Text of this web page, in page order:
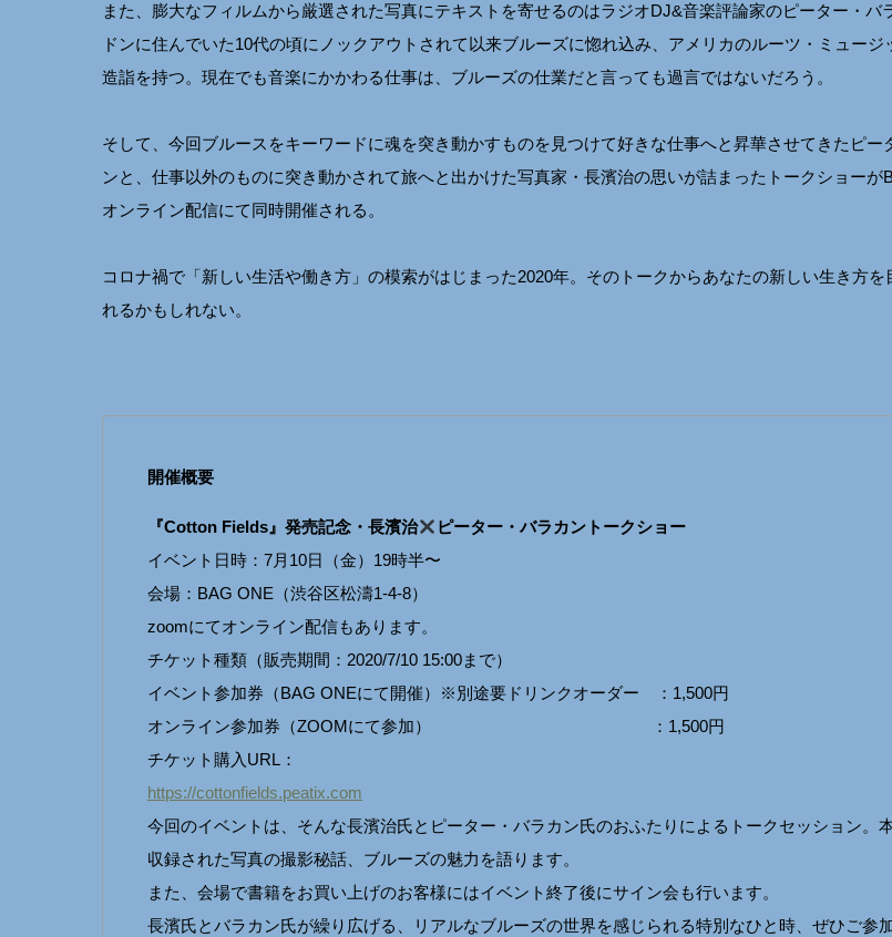
また、膨大なフィルムから厳選された写真にテキストを寄せるのはラジオDJ&音楽評論家のピーター・バ
ドンに住んでいた10代の頃にノックアウトされて以来ブルーズに惚れ込み、アメリカのルーツ・ミュージ
造詣を持つ。現在でも音楽にかかわる仕事は、ブルーズの仕業だと言っても過言ではないだろう。
そして、今回ブルースをキーワードに魂を突き動かすものを見つけて好きな仕事へと昇華させてきたピー
ンと、仕事以外のものに突き動かされて旅へと出かけた写真家・長濱治の思いが詰まったトークショーが
オンライン配信にて同時開催される。
コロナ禍で「新しい生活や働き方」の模索がはじまった2020年。そのトークからあなたの新しい生き方を
れるかもしれない。
開催概要
『Cotton Fields』発売記念・長濱治
ピーター・バラカントークショー
イベント日時：7月10日（金）19時半〜
会場：BAG ONE（渋谷区松濤1-4-8）
zoomにてオンライン配信もあります。
チケット種類（販売期間：2020/7/10 15:00まで）
イベント参加券（BAG ONEにて開催）※別途要ドリンクオーダー ：1,500円
オンライン参加券（ZOOMにて参加） ：1,500円
チケット購入URL：
https://cottonfields.peatix.com
今回のイベントは、そんな長濱治氏とピーター・バラカン氏のおふたりによるトークセッション。
収録された写真の撮影秘話、ブルーズの魅力を語ります。
また、会場で書籍をお買い上げのお客様にはイベント終了後にサイン会も行います。
長濱氏とバラカン氏が繰り広げる、リアルなブルーズの世界を感じられる特別なひと時、ぜひご参